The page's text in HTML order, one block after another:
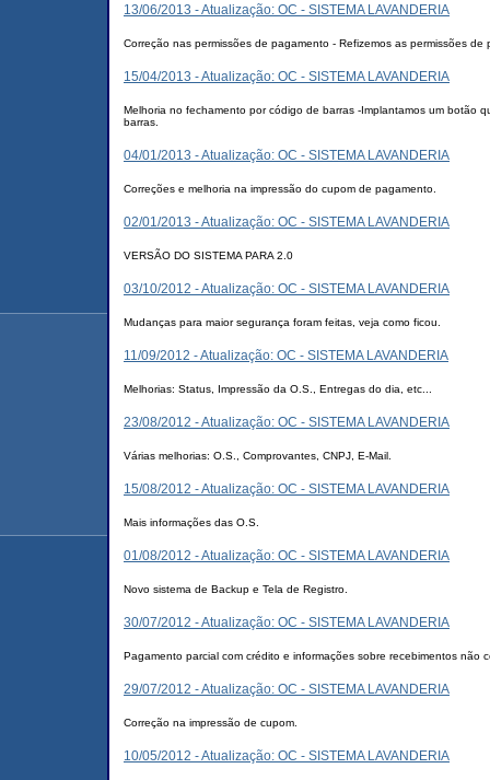
13/06/2013 - Atualização: OC - SISTEMA LAVANDERIA
Correção nas permissões de pagamento - Refizemos as permissões
15/04/2013 - Atualização: OC - SISTEMA LAVANDERIA
Melhoria no fechamento por código de barras -Implantamos um botão
barras.
04/01/2013 - Atualização: OC - SISTEMA LAVANDERIA
Correções e melhoria na impressão do cupom de pagamento.
02/01/2013 - Atualização: OC - SISTEMA LAVANDERIA
VERSÃO DO SISTEMA PARA 2.0
03/10/2012 - Atualização: OC - SISTEMA LAVANDERIA
Mudanças para maior segurança foram feitas, veja como ficou.
11/09/2012 - Atualização: OC - SISTEMA LAVANDERIA
Melhorias: Status, Impressão da O.S., Entregas do dia, etc...
23/08/2012 - Atualização: OC - SISTEMA LAVANDERIA
Várias melhorias: O.S., Comprovantes, CNPJ, E-Mail.
15/08/2012 - Atualização: OC - SISTEMA LAVANDERIA
Mais informações das O.S.
01/08/2012 - Atualização: OC - SISTEMA LAVANDERIA
Novo sistema de Backup e Tela de Registro.
30/07/2012 - Atualização: OC - SISTEMA LAVANDERIA
Pagamento parcial com crédito e informações sobre recebimentos não
29/07/2012 - Atualização: OC - SISTEMA LAVANDERIA
Correção na impressão de cupom.
10/05/2012 - Atualização: OC - SISTEMA LAVANDERIA